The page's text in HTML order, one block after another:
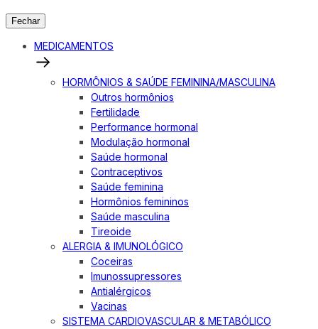
Fechar
MEDICAMENTOS
HORMÔNIOS & SAÚDE FEMININA/MASCULINA
Outros hormônios
Fertilidade
Performance hormonal
Modulação hormonal
Saúde hormonal
Contraceptivos
Saúde feminina
Hormônios femininos
Saúde masculina
Tireoide
ALERGIA & IMUNOLÓGICO
Coceiras
Imunossupressores
Antialérgicos
Vacinas
SISTEMA CARDIOVASCULAR & METABÓLICO